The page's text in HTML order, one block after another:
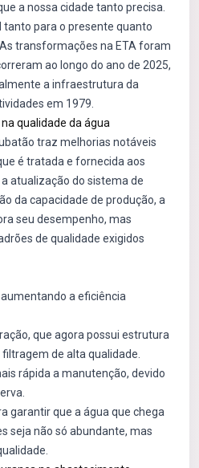
a nossa cidade tanto precisa.
tanto para o presente quanto
transformações na ETA foram
ao longo do ano de 2025,
a infraestrutura da
em 1979.
qualidade da água
traz melhorias notáveis
é tratada e fornecida aos
atualização do sistema de
da capacidade de produção, a
seu desempenho, mas
de qualidade exigidos
a eficiência
que agora possui estrutura
de alta qualidade.
rápida a manutenção, devido
garantir que a água que chega
seja não só abundante, mas